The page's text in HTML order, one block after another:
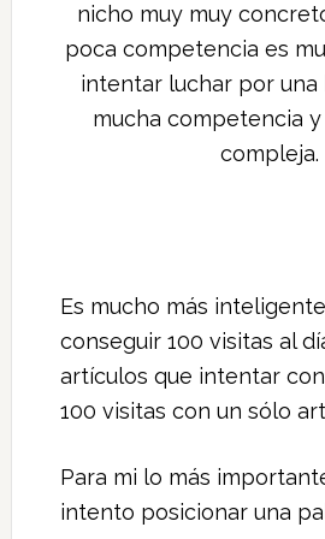
nicho muy muy
poca competencia es
intentar luchar por
mucha competencia
compleja.
Es mucho más
conseguir 100 visitas al
artículos que intentar
100 visitas con un sólo
Para mi lo más
intento posicionar una